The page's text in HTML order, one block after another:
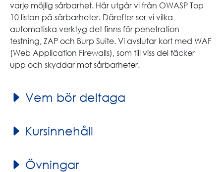
varje möjlig sårbarhet. Här utgår vi från OWASP Top
10 listan på sårbarheter. Därefter ser vi vilka
automatiska verktyg det finns för penetration
testning, ZAP och Burp Suite. Vi avslutar kort med WAF
(Web Application Firewalls), som till viss del täcker
upp och skyddar mot sårbarheter.
Vem bör deltaga
Kursinnehåll
Övningar